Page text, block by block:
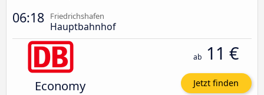
06:18 Friedrichshafen
Hauptbahnhof
Economy
ab 11 €
Jetzt finden